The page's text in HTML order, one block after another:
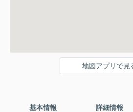
地図アプリで見
基本情報 詳細情報